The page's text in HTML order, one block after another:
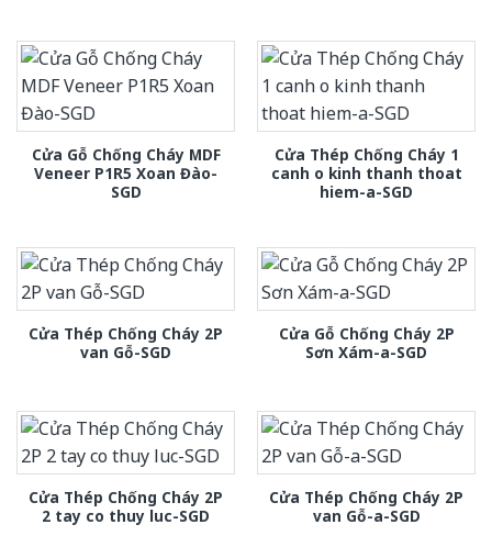
Cửa Gỗ Chống Cháy MDF
Veneer P1R5 Xoan Đào-
SGD
Cửa Thép Chống Cháy 1
canh o kinh thanh thoat
hiem-a-SGD
Cửa Thép Chống Cháy 2P
van Gỗ-SGD
Cửa Gỗ Chống Cháy 2P
Sơn Xám-a-SGD
Cửa Thép Chống Cháy 2P
2 tay co thuy luc-SGD
Cửa Thép Chống Cháy 2P
van Gỗ-a-SGD